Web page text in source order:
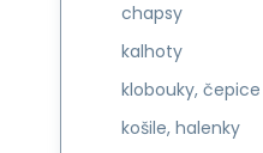
chapsy
kalhoty
klobouky, čepice
košile, halenky